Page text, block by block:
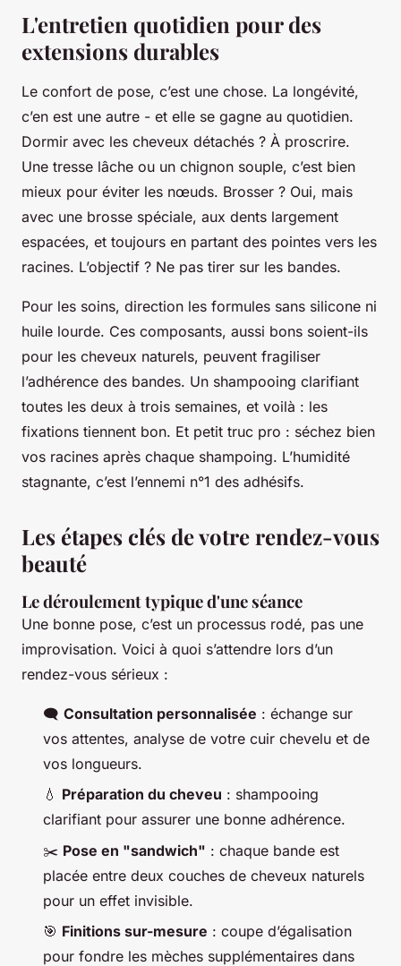
L'entretien quotidien pour des
extensions durables
Le confort de pose, c’est une chose. La longévité,
c’en est une autre - et elle se gagne au quotidien.
Dormir avec les cheveux détachés ? À proscrire.
Une tresse lâche ou un chignon souple, c’est bien
mieux pour éviter les nœuds. Brosser ? Oui, mais
avec une brosse spéciale, aux dents largement
espacées, et toujours en partant des pointes vers les
racines. L’objectif ? Ne pas tirer sur les bandes.
Pour les soins, direction les formules sans silicone ni
huile lourde. Ces composants, aussi bons soient-ils
pour les cheveux naturels, peuvent fragiliser
l’adhérence des bandes. Un shampooing clarifiant
toutes les deux à trois semaines, et voilà : les
fixations tiennent bon. Et petit truc pro : séchez bien
vos racines après chaque shampoing. L’humidité
stagnante, c’est l’ennemi n°1 des adhésifs.
Les étapes clés de votre rendez-vous
beauté
Le déroulement typique d'une séance
Une bonne pose, c’est un processus rodé, pas une
improvisation. Voici à quoi s’attendre lors d’un
rendez-vous sérieux :
🗨️ Consultation personnalisée : échange sur
vos attentes, analyse de votre cuir chevelu et de
vos longueurs.
💧 Préparation du cheveu : shampooing
clarifiant pour assurer une bonne adhérence.
✂️ Pose en "sandwich" : chaque bande est
placée entre deux couches de cheveux naturels
pour un effet invisible.
🎯 Finitions sur-mesure : coupe d’égalisation
pour fondre les mèches supplémentaires dans